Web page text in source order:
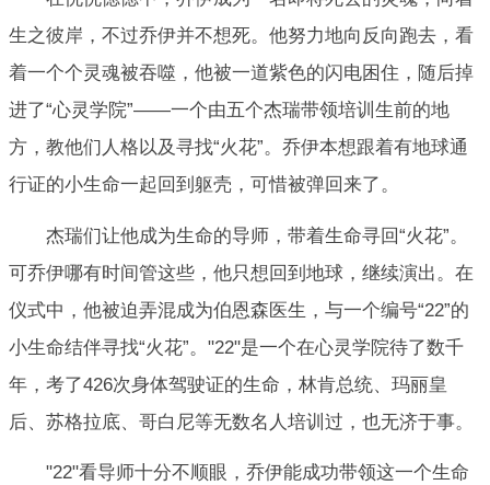
生之彼岸，不过乔伊并不想死。他努力地向反向跑去，看
着一个个灵魂被吞噬，他被一道紫色的闪电困住，随后掉
进了“心灵学院”——一个由五个杰瑞带领培训生前的地
方，教他们人格以及寻找“火花”。乔伊本想跟着有地球通
行证的小生命一起回到躯壳，可惜被弹回来了。
杰瑞们让他成为生命的导师，带着生命寻回“火花”。
可乔伊哪有时间管这些，他只想回到地球，继续演出。在
仪式中，他被迫弄混成为伯恩森医生，与一个编号“22”的
小生命结伴寻找“火花”。"22"是一个在心灵学院待了数千
年，考了426次身体驾驶证的生命，林肯总统、玛丽皇
后、苏格拉底、哥白尼等无数名人培训过，也无济于事。
"22"看导师十分不顺眼，乔伊能成功带领这一个生命